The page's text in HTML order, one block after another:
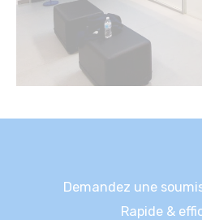
Demandez une
Rapide &